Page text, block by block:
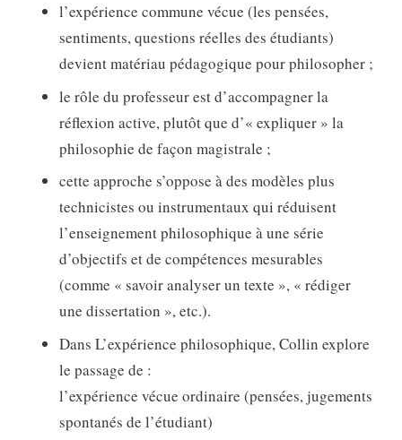
l’expérience commune vécue (les pensées,
sentiments, questions réelles des étudiants)
devient matériau pédagogique pour philosopher ;
le rôle du professeur est d’accompagner la
réflexion active, plutôt que d’« expliquer » la
philosophie de façon magistrale ;
cette approche s’oppose à des modèles plus
technicistes ou instrumentaux qui réduisent
l’enseignement philosophique à une série
d’objectifs et de compétences mesurables
(comme « savoir analyser un texte », « rédiger
une dissertation », etc.).
Dans L’expérience philosophique, Collin explore
le passage de :
l’expérience vécue ordinaire (pensées, jugements
spontanés de l’étudiant)